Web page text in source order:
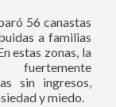
56 canastas
a familias
estas zonas, la
sin ingresos,
y miedo.